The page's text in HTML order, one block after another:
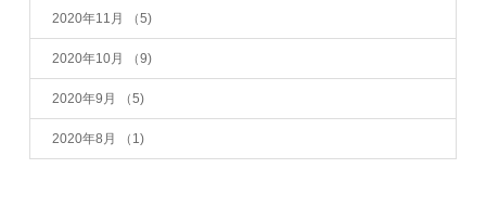
2020年11月 （5)
2020年10月 （9)
2020年9月 （5)
2020年8月 （1)